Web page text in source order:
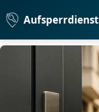
Aufsperrdienst